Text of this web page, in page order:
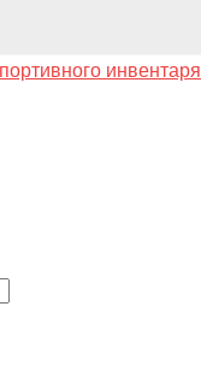
инвентаря